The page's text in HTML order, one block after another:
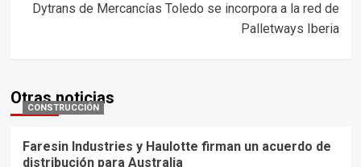
Dytrans de Mercancías Toledo se incorpora a la red de
Palletways Iberia
Otras noticias
CONSTRUCCIÓN
Faresin Industries y Haulotte firman un acuerdo de
distribución para Australia